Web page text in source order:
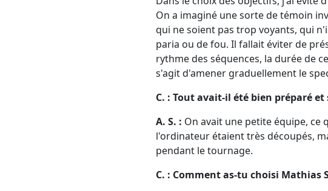
On a imaginé une sorte de témoin
qui ne soient pas trop voyants, qui
paria ou de fou. Il fallait éviter de
rythme des séquences, la durée de
s'agit d'amener graduellement le
C. : Tout avait-il été bien préparé
A. S. : On avait une petite équipe, ce
l'ordinateur étaient très découpés,
pendant le tournage.
C. : Comment as-tu choisi Mathias